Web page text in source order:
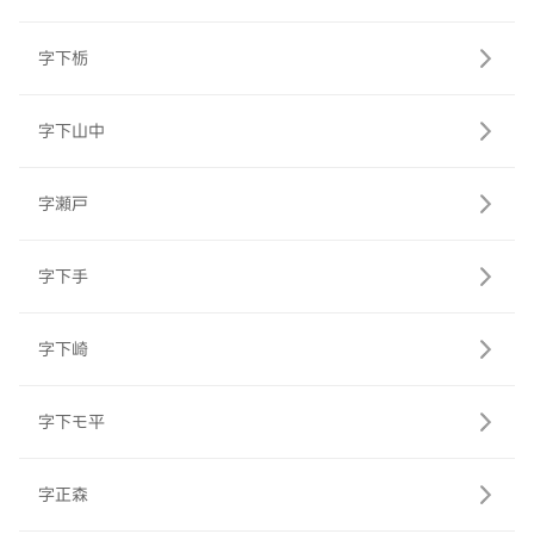
字下栃
字下山中
字瀬戸
字下手
字下崎
字下モ平
字正森